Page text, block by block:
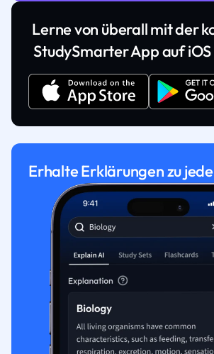
Lerne von überall mit der
StudySmarter App auf
Erhalte Erklärungen zu